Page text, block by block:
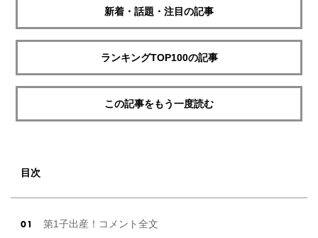
新着・話題・注目の記事
ランキングTOP100の記事
この記事をもう一度読む
目次
第1子出産！コメント全文